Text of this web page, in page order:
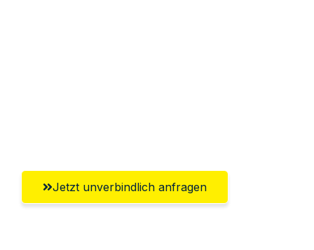
Jetzt unverbindlich anfragen